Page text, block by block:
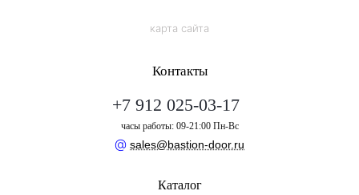
карта сайта
Контакты
+7 912 025-03-17
часы работы: 09-21:00 Пн-Вс
@ sales@bastion-door.ru
Каталог